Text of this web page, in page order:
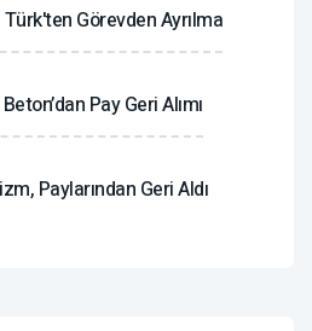
Görevden Ayrılma
Pay Geri Alımı
Paylarından Geri Aldı